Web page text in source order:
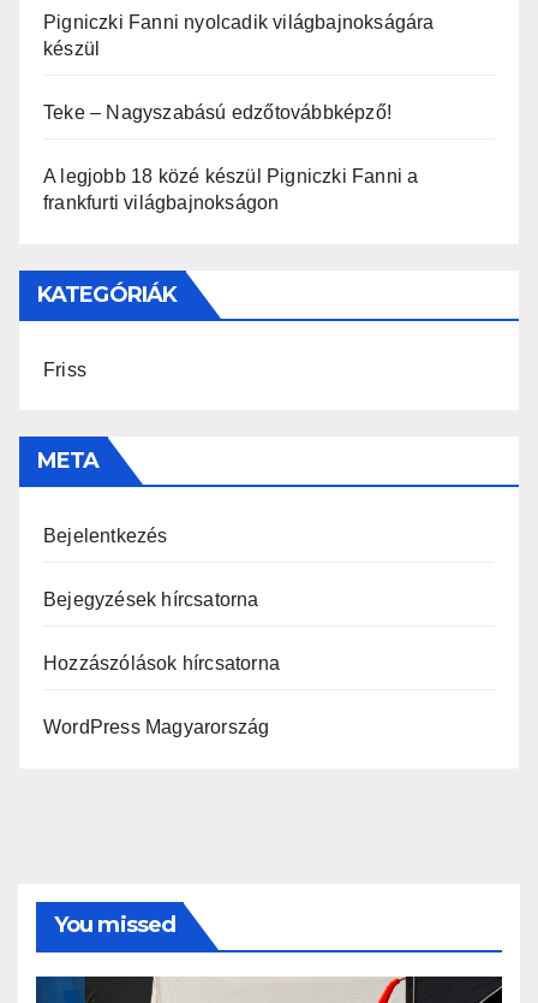
Pigniczki Fanni nyolcadik világbajnokságára
készül
Teke – Nagyszabású edzőtovábbképző!
A legjobb 18 közé készül Pigniczki Fanni a
frankfurti világbajnokságon
KATEGÓRIÁK
Friss
META
Bejelentkezés
Bejegyzések hírcsatorna
Hozzászólások hírcsatorna
WordPress Magyarország
You missed